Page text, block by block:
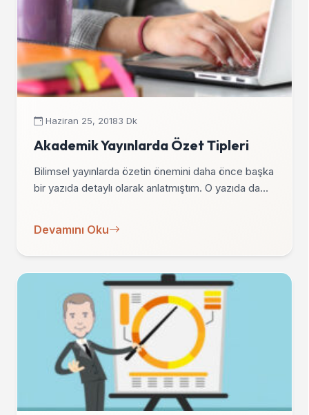
Haziran 25, 20183 Dk
Akademik Yayınlarda Özet Tipleri
Bilimsel yayınlarda özetin önemini daha önce başka
bir yazıda detaylı olarak anlatmıştım. O yazıda da…
Devamını Oku